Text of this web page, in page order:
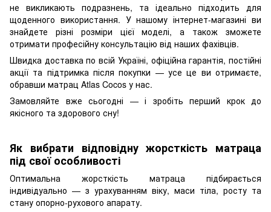
не викликають подразнень, та ідеально підходить для
щоденного використання. У нашому інтернет-магазині ви
знайдете різні розміри цієї моделі, а також зможете
отримати професійну консультацію від наших фахівців.
Швидка доставка по всій Україні, офіційна гарантія, постійні
акції та підтримка після покупки — усе це ви отримаєте,
обравши матрац Atlas Cocos у нас.
Замовляйте вже сьогодні — і зробіть перший крок до
якісного та здорового сну!
Як вибрати відповідну жорсткість матраца
під свої особливості
Оптимальна жорсткість матраца підбирається
індивідуально — з урахуванням віку, маси тіла, росту та
стану опорно-рухового апарату.